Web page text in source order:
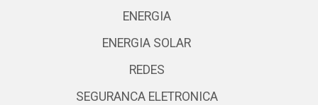
ENERGIA
ENERGIA SOLAR
REDES
SEGURANCA ELETRONICA